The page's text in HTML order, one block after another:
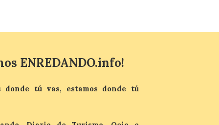
de reservas hoteleras y
precios desorbitados,
7 Ago 2026
mayor aumento en
ENREDANDO.info!
donde tú vas, estamos donde tú